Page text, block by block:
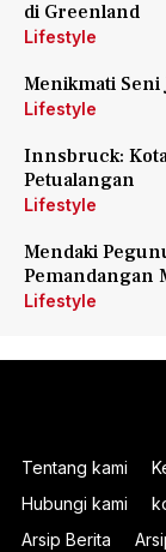
di Greenland
Lifestyle
Menikmati Seni
Lifestyle
Innsbruck:
Petualangan
Lifestyle
Mendaki
Pemandangan
Lifestyle
Tentang kami
Hubungi kami
Arsip Berita